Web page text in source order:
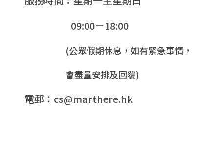
09:00－18:00
(公眾假期休息，如有緊急事情，
會盡量安排及回覆)
電郵：cs@marthere.hk